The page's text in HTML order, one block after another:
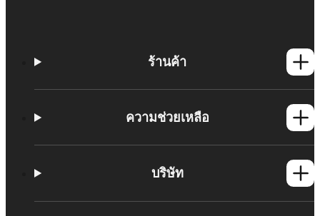
ร้านค้า
ผลิตภัณฑ์แม็ค
ความช่วยเหลือ
ข้อกำหนดระบบของผลิตภัณฑ์ Movavi
บริษัท